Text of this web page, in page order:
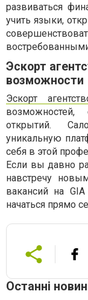
развиваться
учить языки,
Эскорт
возможности
Эскорт
открытий.
уникальную
себя в этой
Если вы давно
навстречу
вакансий на
начаться прямо
Останні